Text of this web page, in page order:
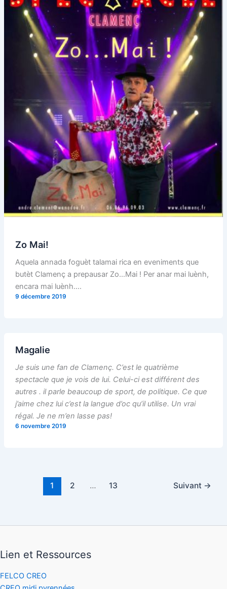
Zo Mai!
Aquela annada foguèt talamai rica en eveniments que
butèt Clamenç a prepausar Zo…Mai ! Per anar mai luènh,
encara mai luènh….
9 décembre 2019
Magalie
Je suis une fan de Clamenç. C’est le quatrième
spectacle que je vois de lui. Celui-ci est différent des
autres . il parle beaucoup de sport, de politique. Ce que
j’aime chez lui c’est la langue d’oc qu’il utilise. Un vrai
régal. Je ne m’en lasse pas!
6 novembre 2019
1 2 … 13 Suivant →
Lien et Ressources
FELCO CREO